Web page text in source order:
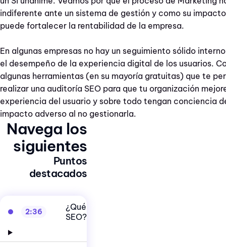
indiferente ante un sistema de gestión y como su impacto
puede fortalecer la rentabilidad de la empresa.
En algunas empresas no hay un seguimiento sólido
el desempeño de la experiencia digital de los usuarios.
algunas herramientas (en su mayoría gratuitas) que te
realizar una auditoría SEO para que tu organización
experiencia del usuario y sobre todo tengan conciencia
impacto adverso al no gestionarla.
Navega los
siguientes
Puntos
destacados
2:36
¿Qué es
SEO?